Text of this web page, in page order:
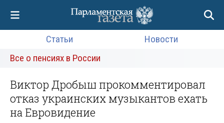
Статьи
Новости
Все о пенсиях в России
Виктор Дробыш прокомментировал
отказ украинских музыкантов ехать
на Евровидение